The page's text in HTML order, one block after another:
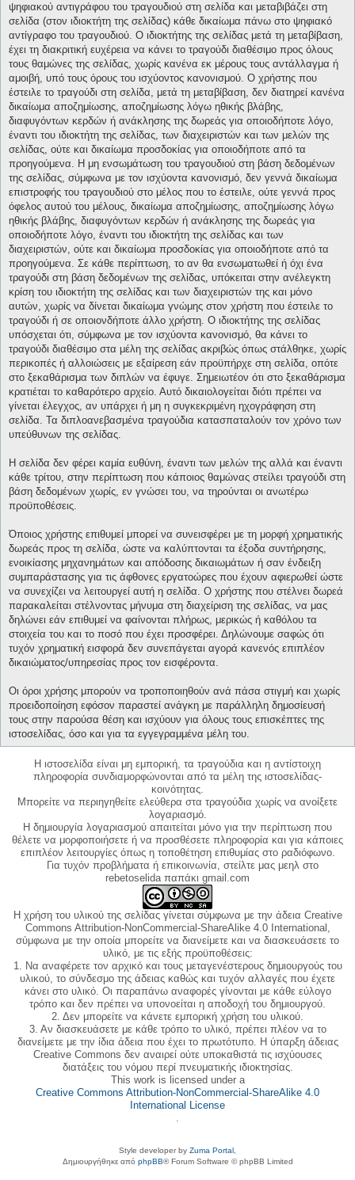
ψηφιακού αντιγράφου του τραγουδιού στη σελίδα και μεταβιβάζει στη
σελίδα (στον ιδιοκτήτη της σελίδας) κάθε δικαίωμα πάνω στο ψηφιακό
αντίγραφο του τραγουδιού. Ο ιδιοκτήτης της σελίδας μετά τη μεταβίβαση,
έχει τη διακριτική ευχέρεια να κάνει το τραγούδι διαθέσιμο προς όλους
τους θαμώνες της σελίδας, χωρίς κανένα εκ μέρους τους αντάλλαγμα ή
αμοιβή, υπό τους όρους του ισχύοντος κανονισμού. Ο χρήστης που
έστειλε το τραγούδι στη σελίδα, μετά τη μεταβίβαση, δεν διατηρεί κανένα
δικαίωμα αποζημίωσης, αποζημίωσης λόγω ηθικής βλάβης,
διαφυγόντων κερδών ή ανάκλησης της δωρεάς για οποιοδήποτε λόγο,
έναντι του ιδιοκτήτη της σελίδας, των διαχειριστών και των μελών της
σελίδας, ούτε και δικαίωμα προσδοκίας για οποιοδήποτε από τα
προηγούμενα. Η μη ενσωμάτωση του τραγουδιού στη βάση δεδομένων
της σελίδας, σύμφωνα με τον ισχύοντα κανονισμό, δεν γεννά δικαίωμα
επιστροφής του τραγουδιού στο μέλος που το έστειλε, ούτε γεννά προς
όφελος αυτού του μέλους, δικαίωμα αποζημίωσης, αποζημίωσης λόγω
ηθικής βλάβης, διαφυγόντων κερδών ή ανάκλησης της δωρεάς για
οποιοδήποτε λόγο, έναντι του ιδιοκτήτη της σελίδας και των
διαχειριστών, ούτε και δικαίωμα προσδοκίας για οποιοδήποτε από τα
προηγούμενα. Σε κάθε περίπτωση, το αν θα ενσωματωθεί ή όχι ένα
τραγούδι στη βάση δεδομένων της σελίδας, υπόκειται στην ανέλεγκτη
κρίση του ιδιοκτήτη της σελίδας και των διαχειριστών της και μόνο
αυτών, χωρίς να δίνεται δικαίωμα γνώμης στον χρήστη που έστειλε το
τραγούδι ή σε οποιονδήποτε άλλο χρήστη. Ο ιδιοκτήτης της σελίδας
υπόσχεται ότι, σύμφωνα με τον ισχύοντα κανονισμό, θα κάνει το
τραγούδι διαθέσιμο στα μέλη της σελίδας ακριβώς όπως στάλθηκε, χωρίς
περικοπές ή αλλοιώσεις με εξαίρεση εάν προϋπήρχε στη σελίδα, οπότε
στο ξεκαθάρισμα των διπλών να έφυγε. Σημειωτέον ότι στο ξεκαθάρισμα
κρατιέται το καθαρότερο αρχείο. Αυτό δικαιολογείται διότι πρέπει να
γίνεται έλεγχος, αν υπάρχει ή μη η συγκεκριμένη ηχογράφηση στη
σελίδα. Τα διπλοανεβασμένα τραγούδια κατασπαταλούν τον χρόνο των
υπεύθυνων της σελίδας.
Η σελίδα δεν φέρει καμία ευθύνη, έναντι των μελών της αλλά και έναντι
κάθε τρίτου, στην περίπτωση που κάποιος θαμώνας στείλει τραγούδι στη
βάση δεδομένων χωρίς, εν γνώσει του, να τηρούνται οι ανωτέρω
προϋποθέσεις.
Όποιος χρήστης επιθυμεί μπορεί να συνεισφέρει με τη μορφή χρηματικής
δωρεάς προς τη σελίδα, ώστε να καλύπτονται τα έξοδα συντήρησης,
ενοικίασης μηχανημάτων και απόδοσης δικαιωμάτων ή σαν ένδειξη
συμπαράστασης για τις άφθονες εργατοώρες που έχουν αφιερωθεί ώστε
να συνεχίζει να λειτουργεί αυτή η σελίδα. Ο χρήστης που στέλνει δωρεά
παρακαλείται στέλνοντας μήνυμα στη διαχείριση της σελίδας, να μας
δηλώνει εάν επιθυμεί να φαίνονται πλήρως, μερικώς ή καθόλου τα
στοιχεία του και το ποσό που έχει προσφέρει. Δηλώνουμε σαφώς ότι
τυχόν χρηματική εισφορά δεν συνεπάγεται αγορά κανενός επιπλέον
δικαιώματος/υπηρεσίας προς τον εισφέροντα.
Οι όροι χρήσης μπορούν να τροποποιηθούν ανά πάσα στιγμή και χωρίς
προειδοποίηση εφόσον παραστεί ανάγκη με παράλληλη δημοσίευσή
τους στην παρούσα θέση και ισχύουν για όλους τους επισκέπτες της
ιστοσελίδας, όσο και για τα εγγεγραμμένα μέλη του.
Η ιστοσελίδα είναι μη εμπορική, τα τραγούδια και η αντίστοιχη
πληροφορία συνδιαμορφώνονται από τα μέλη της ιστοσελίδας-
κοινότητας.
Μπορείτε να περιηγηθείτε ελεύθερα στα τραγούδια χωρίς να ανοίξετε
λογαριασμό.
Η δημιουργία λογαριασμού απαιτείται μόνο για την περίπτωση που
θέλετε να μορφοποιήσετε ή να προσθέσετε πληροφορία και για κάποιες
επιπλέον λειτουργίες όπως η τοποθέτηση επιθυμίας στο ραδιόφωνο.
Για τυχόν προβλήματα ή επικοινωνία, στείλτε μας μεηλ στο
rebetoselida παπάκι gmail.com
Η χρήση του υλικού της σελίδας γίνεται σύμφωνα με την άδεια Creative
Commons Attribution-NonCommercial-ShareAlike 4.0 International,
σύμφωνα με την οποία μπορείτε να διανείμετε και να διασκευάσετε το
υλικό, με τις εξής προϋποθέσεις:
1. Να αναφέρετε τον αρχικό και τους μεταγενέστερους δημιουργούς του
υλικού, το σύνδεσμο της άδειας καθώς και τυχόν αλλαγές που έχετε
κάνει στο υλικό. Οι παραπάνω αναφορές γίνονται με κάθε εύλογο
τρόπο και δεν πρέπει να υπονοείται η αποδοχή του δημιουργού.
2. Δεν μπορείτε να κάνετε εμπορική χρήση του υλικού.
3. Αν διασκευάσετε με κάθε τρόπο το υλικό, πρέπει πλέον να το
διανείμετε με την ίδια άδεια που έχει το πρωτότυπο. Η ύπαρξη άδειας
Creative Commons δεν αναιρεί ούτε υποκαθιστά τις ισχύουσες
διατάξεις του νόμου περί πνευματικής ιδιοκτησίας.
This work is licensed under a
Creative Commons Attribution-NonCommercial-ShareAlike 4.0
International License
.
Style developer by Zuma Portal
Δημιουργήθηκε από phpBB® Forum Software © phpBB Limited